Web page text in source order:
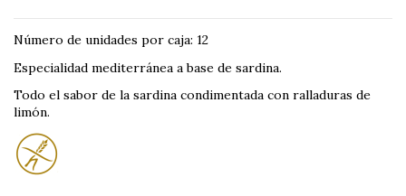
Número de unidades por caja: 12
Especialidad mediterránea a base de sardina.
Todo el sabor de la sardina condimentada con ralladuras de
limón.